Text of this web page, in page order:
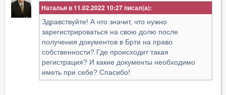
Наталья в 11.02.2022 10:27
Здравствуйте! А что значит, что нужно
зарегистрироваться на свою долю после
получения документов в Брти на право
собственности? Где происходит такая
регистрация? И какие документы необходимо
иметь при себе? Спасибо!